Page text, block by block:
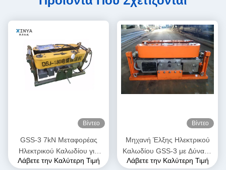
Βίντεο
GSS-3 7kN Μεταφορέας
Ηλεκτρικού Καλωδίου για
Υπόγεια Εγκατάσταση
Λάβετε την Καλύτερη Τιμή
Βίντεο
Μηχανή Έλξης Ηλεκτρικού
Καλωδίου GSS-3 με Δύναμη
Έλξης 7kN, Πιστοποιημένη
Λάβετε την Καλύτερη Τιμή